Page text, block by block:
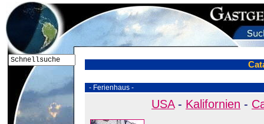
- Ferienhaus -
USA- Kalifornien -